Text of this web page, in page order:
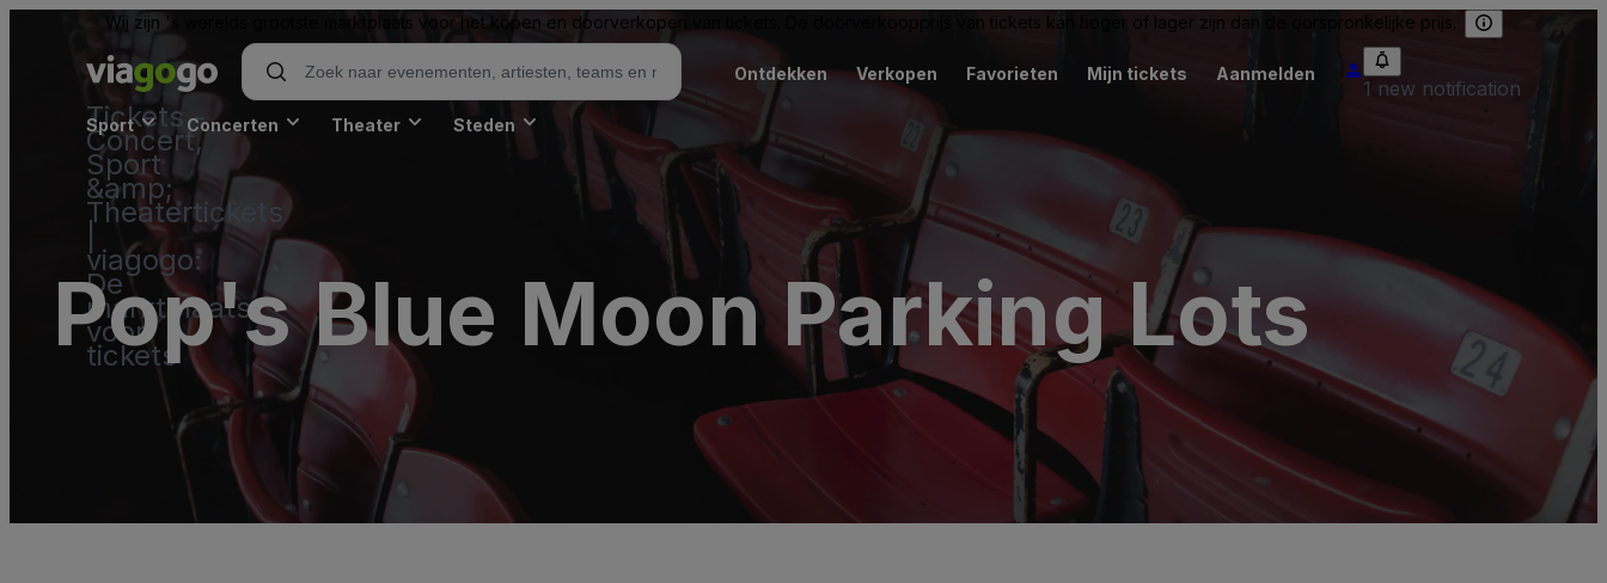
Wij zijn 's werelds grootste marktplaats voor het kopen en doorverkopen van tickets. De doorverkoopprijs van tickets kan hoger of lager zijn dan de oorspronkelijke prijs.
Tickets -
Concert,
Sport
&amp;
Theatertickets
viagogo:
De
marktplaats
voor
tickets
Ontdekken Verkopen Favorieten Mijn tickets Aanmelden
1 new notification
Sport Concerten Theater Steden
Pop's Blue Moon Parking Lots